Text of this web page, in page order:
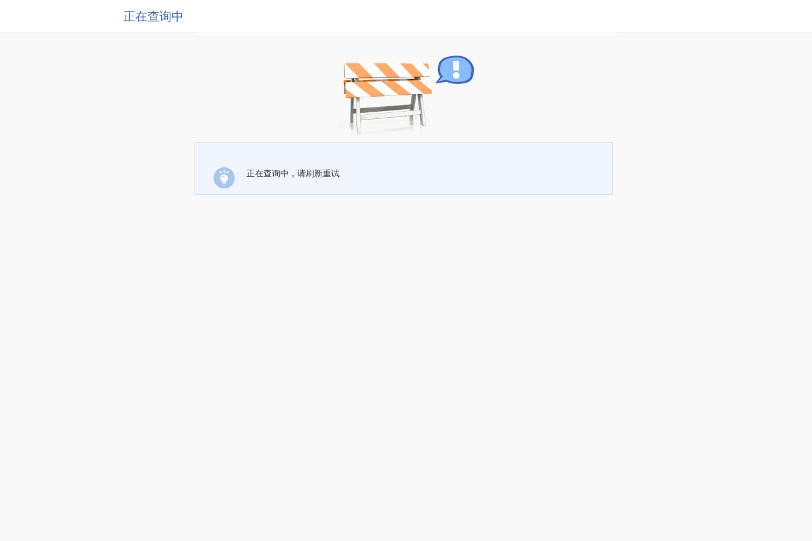
正在查询中
正在查询中，请刷新重试